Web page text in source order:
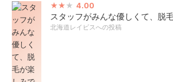
4.00
スタッフがみんな優しくて、脱
北海道レイビスへの投稿